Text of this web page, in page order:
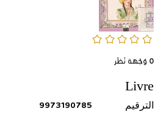
0/5
0 وُجْهَة نَظَر
Livre
الترقيم
9973190785